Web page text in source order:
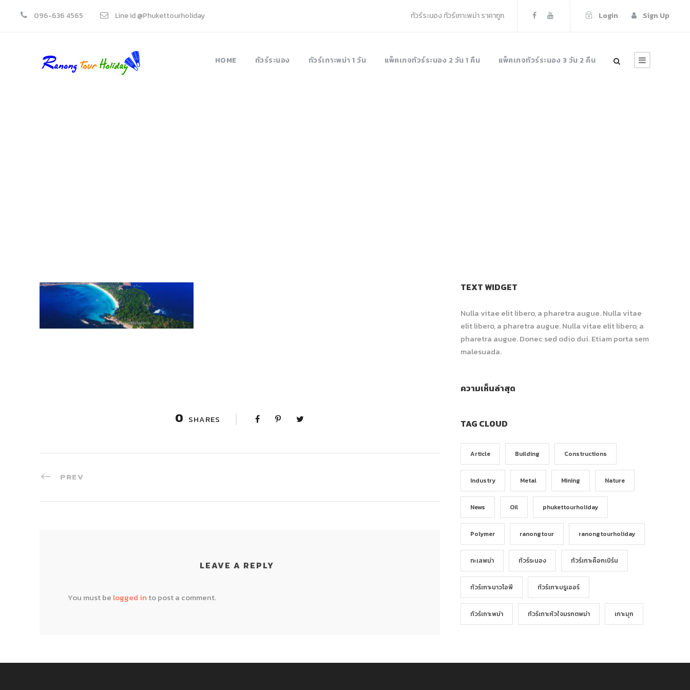
096-636 4565 Line id @Phukettourholiday ทัวร์ระนอง ทัวร์เกาะพม่า ราคาถูก Login Sign Up
HOME ทัวร์ระนอง ทัวร์เกาะพม่า 1 วัน แพ็คเกจทัวร์ระนอง 2 วัน 1 คืน แพ็คเกจทัวร์ระนอง 3 วัน 2 คืน
0 SHARES
PREV
LEAVE A REPLY
You must be logged in to post a comment.
TEXT WIDGET
Nulla vitae elit libero, a pharetra augue. Nulla vitae
elit libero, a pharetra augue. Nulla vitae elit libero, a
pharetra augue. Donec sed odio dui. Etiam porta sem
malesuada.
ความเห็นล่าสุด
TAG CLOUD
Article Building Constructions
Industry Metal Mining Nature
News Oil phukettourholiday
Polymer ranongtour ranongtourholiday
ทะเลพม่า ทัวร์ระนอง ทัวร์เกาะค๊อกเบิร์น
ทัวร์เกาะนาวโอพี ทัวร์เกาะบรูเออร์
ทัวร์เกาะพม่า ทัวร์เกาะหัวใจมรกตพม่า เกาะมุก